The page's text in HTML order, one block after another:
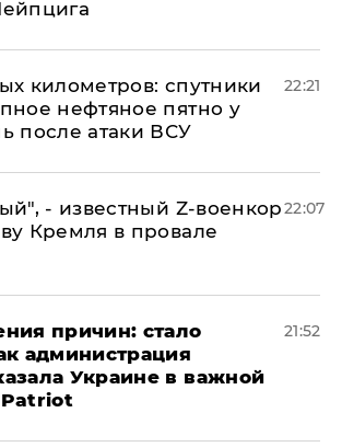
километров: спутники
нефтяное пятно у
после атаки ВСУ
22:21
- известный Z-военкор
Кремля в провале
22:07
причин: стало
администрация
Украине в важной
21:52